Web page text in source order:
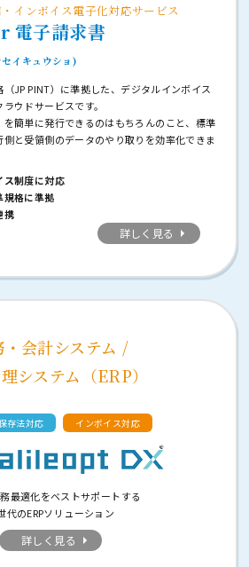
インボイス電子化対応サービス
電子請求書
イキュウショ)
JP PINT）に準拠した、デジタルインボイス
ウドサービスです。
簡単に発行できるのはもちろんのこと、標準
と受領側のデータのやり取りを効率化できま
ス制度に対応
規格に準拠
携
詳しく見る
・会計システム /
システム（ERP）
存法対応 インボイス対応
最適化をベストサポートする
代のERPソリューション
詳しく見る